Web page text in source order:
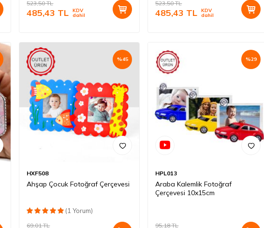
523,50TL
485,43 TL KDV
dahil
523,50TL
485,43 TL KDV
dahil
%45
HXF508
Ahşap Çocuk Fotoğraf Çerçevesi
(1 Yorum)
69,01TL
%29
HPL013
Araba Kalemlik Fotoğraf
Çerçevesi 10x15cm
95,18TL